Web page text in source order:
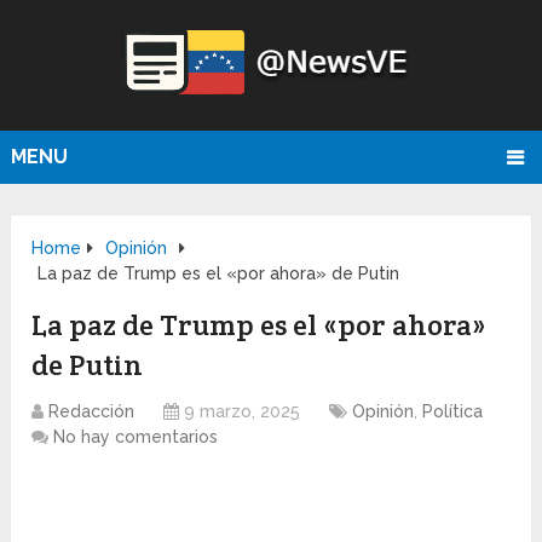
MENU
Home
Opinión
La paz de Trump es el «por ahora» de Putin
La paz de Trump es el «por ahora»
de Putin
Redacción 9 marzo, 2025 Opinión
Política
No hay comentarios